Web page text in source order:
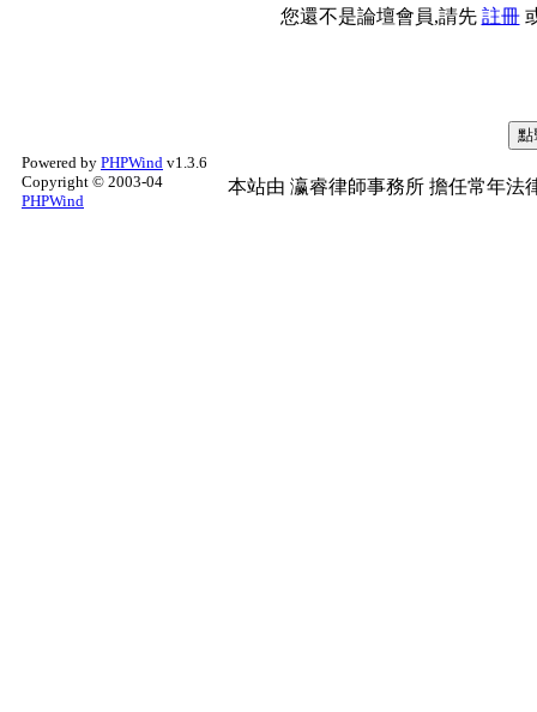
您還不是論壇會員,請先 註冊
Powered by PHPWind v1.3.6
Copyright © 2003-04
PHPWind
本站由 瀛睿律師事務所 擔任常年法